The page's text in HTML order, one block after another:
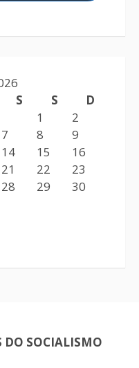
S S
D
1
2
7 8
9
14 15
16
21 22
23
28 29
30
DO SOCIALISMO